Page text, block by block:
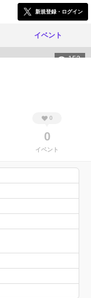
新規登録・ログイン
イベント
152
0
0
イベント